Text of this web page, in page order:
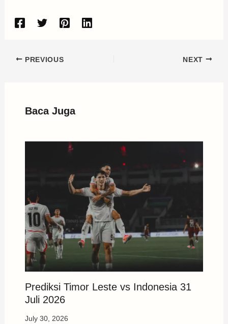
PREVIOUS NEXT
Baca Juga
Prediksi Timor Leste vs Indonesia 31
Juli 2026
July 30, 2026